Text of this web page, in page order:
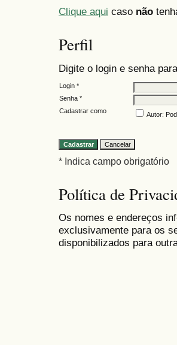
Clique aqui caso não
Perfil
Digite o login e senha
Login *
Senha *
Cadastrar como
Autor:
* Indica campo obrigatório
Política de
Os nomes e endereços
exclusivamente para os
disponibilizados para